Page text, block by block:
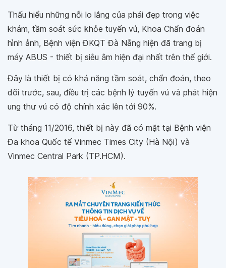
Thấu hiểu những nỗi lo lắng của phái đẹp trong việc
khám, tầm soát sức khỏe tuyến vú, Khoa Chẩn đoán
hình ảnh, Bệnh viện ĐKQT Đà Nẵng hiện đã trang bị
máy ABUS - thiết bị siêu âm hiện đại nhất trên thế giới.
Đây là thiết bị có khả năng tầm soát, chẩn đoán, theo
dõi trước, sau, điều trị các bệnh lý tuyến vú và phát hiện
ung thư vú có độ chính xác lên tới 90%.
Từ tháng 11/2016, thiết bị này đã có mặt tại Bệnh viện
Đa khoa Quốc tế Vinmec Times City (Hà Nội) và
Vinmec Central Park (TP.HCM).